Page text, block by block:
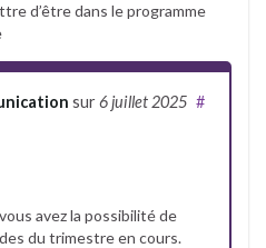
d’être dans le programme
sur 6 juillet 2025 #
avez la possibilité de
du trimestre en cours.